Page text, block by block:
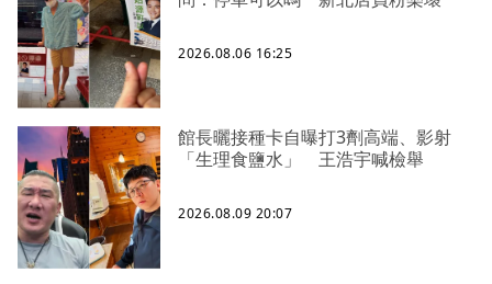
2026.08.06 16:25
館長曬接種卡自曝打3劑高端、影射
「生理食鹽水」 王浩宇喊檢舉
2026.08.09 20:07